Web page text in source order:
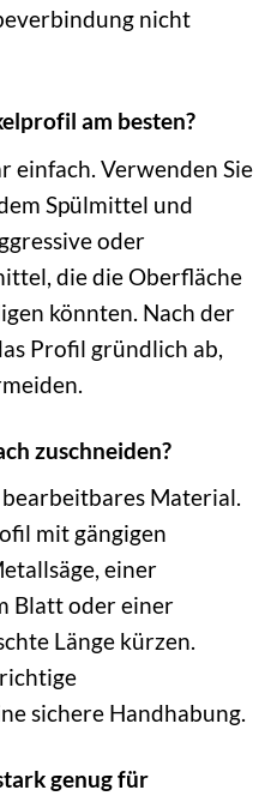
nicht
am besten?
einfach. Verwenden Sie
Spülmittel und
oder
die die Oberfläche
könnten. Nach der
Profil gründlich ab,
zuschneiden?
Material.
mit gängigen
einer
Blatt oder einer
Länge kürzen.
sichere Handhabung.
genug für